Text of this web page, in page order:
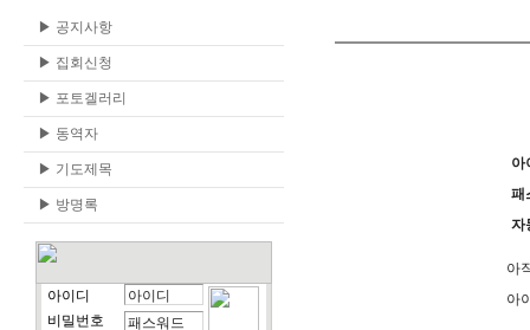
▶ 공지사항
▶ 집회신청
▶ 포토겔러리
▶ 동역자
▶ 기도제목
▶ 방명록
아이디
비밀번호
아
패
자
아
아